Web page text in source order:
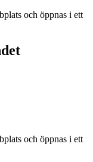
och öppnas i ett
och öppnas i ett